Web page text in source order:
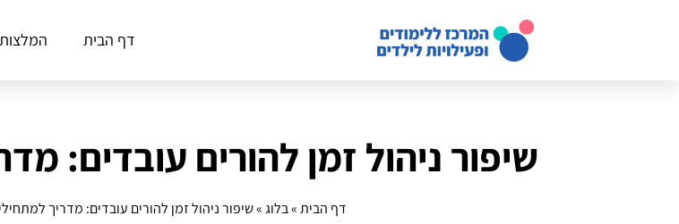
דף הבית המלצות
שיפור ניהול זמן להורים עובדים:
דף הבית»בלוג»שיפור ניהול זמן להורים עובדים: מדריך